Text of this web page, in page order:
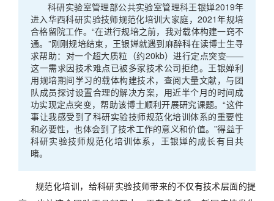
科研实验室管理部公共实验室管理科王银婵2019年
进入华西科研实验技师规范化培训大家庭，2021年规培
合格留院工作。“在进行规培之前，我对载体构建一窍不
通。”刚刚规培结束，王银婵就遇到麻醉科在读博士生寻
求帮助：对一个超大质粒（约20kb）进行定点突变——
这一需求因技术难点已被多家技术公司拒绝。王银婵利
用规培期间学习的载体构建技术，查阅大量文献，与团
队成员探讨设置合理的解决方案，用近半个月的时间成
功实现定点突变，帮助该博士顺利开展研究课题。“这件
事让我感受到了科研实验技师规范化培训体系的重要性
和必要性，也体会到了技术工作的意义和价值。”得益于
科研实验技师规范化培训体系，王银婵的成长有目共
睹。
规范化培训，给科研实验技师带来的不仅有技术层面的提